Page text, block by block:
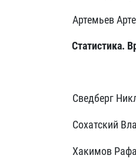
Артемьев
Статистика.
Сведберг
Сохатский
Хакимов